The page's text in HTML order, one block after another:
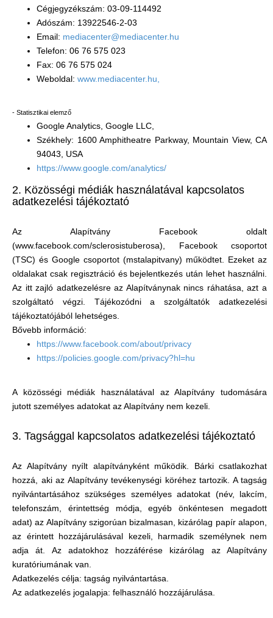
Cégjegyzékszám: 03-09-114492
Adószám: 13922546-2-03
Email: mediacenter@mediacenter.hu
Telefon: 06 76 575 023
Fax: 06 76 575 024
Weboldal: www.mediacenter.hu,
- Statisztikai elemző
Google Analytics, Google LLC,
Székhely: 1600 Amphitheatre Parkway, Mountain View, CA
94043, USA
https://www.google.com/analytics/
2. Közösségi médiák használatával kapcsolatos
adatkezelési tájékoztató
Az Alapítvány Facebook oldalt
(www.facebook.com/sclerosistuberosa), Facebook csoportot
(TSC) és Google csoportot (mstalapitvany) működtet. Ezeket az
oldalakat csak regisztráció és bejelentkezés után lehet használni.
Az itt zajló adatkezelésre az Alapítványnak nincs ráhatása, azt a
szolgáltató végzi. Tájékozódni a szolgáltatók adatkezelési
tájékoztatójából lehetséges.
Bővebb információ:
https://www.facebook.com/about/privacy
https://policies.google.com/privacy?hl=hu
A közösségi médiák használatával az Alapítvány tudomására
jutott személyes adatokat az Alapítvány nem kezeli.
3. Tagsággal kapcsolatos adatkezelési tájékoztató
Az Alapítvány nyílt alapítványként működik. Bárki csatlakozhat
hozzá, aki az Alapítvány tevékenységi köréhez tartozik. A tagság
nyilvántartásához szükséges személyes adatokat (név, lakcím,
telefonszám, érintettség módja, egyéb önkéntesen megadott
adat) az Alapítvány szigorúan bizalmasan, kizárólag papír alapon,
az érintett hozzájárulásával kezeli, harmadik személynek nem
adja át. Az adatokhoz hozzáférése kizárólag az Alapítvány
kuratóriumának van.
Adatkezelés célja: tagság nyilvántartása.
Az adatkezelés jogalapja: felhasználó hozzájárulása.